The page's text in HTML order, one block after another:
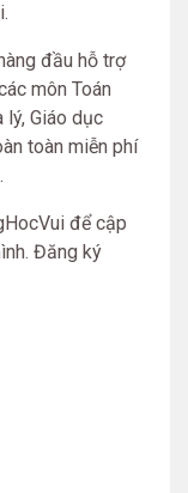
đầu hỗ trợ
môn Toán
lý, Giáo dục
toàn miễn phí
để cập
Đăng ký